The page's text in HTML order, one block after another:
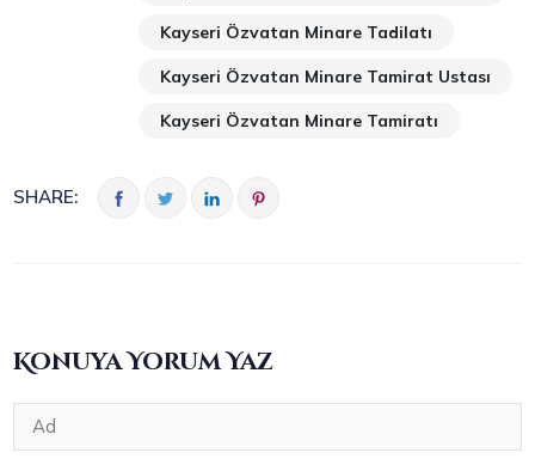
Kayseri Özvatan Minare Tadilatı
Kayseri Özvatan Minare Tamirat Ustası
Kayseri Özvatan Minare Tamiratı
SHARE:
Konuya Yorum Yaz